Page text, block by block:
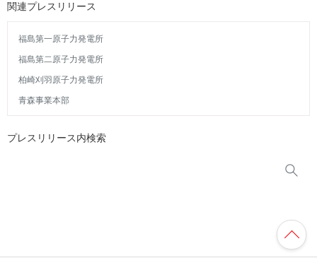
関連プレスリリース
福島第一原子力発電所
福島第二原子力発電所
柏崎刈羽原子力発電所
青森事業本部
プレスリリース内検索